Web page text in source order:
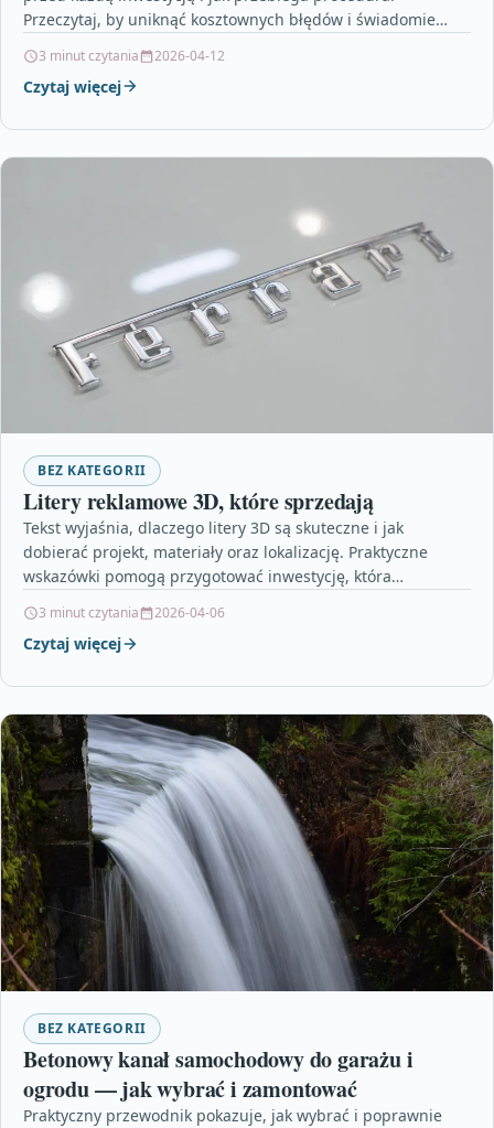
Przeczytaj, by uniknąć kosztownych błędów i świadomie
3 minut czytania 2026-04-12
Czytaj więcej
BEZ KATEGORII
Litery reklamowe 3D, które sprzedają
Tekst wyjaśnia, dlaczego litery 3D są skuteczne i jak
dobierać projekt, materiały oraz lokalizację. Praktyczne
wskazówki pomogą przygotować inwestycję, która
3 minut czytania 2026-04-06
Czytaj więcej
BEZ KATEGORII
Betonowy kanał samochodowy do garażu i
ogrodu — jak wybrać i zamontować
Praktyczny przewodnik pokazuje, jak wybrać i poprawnie